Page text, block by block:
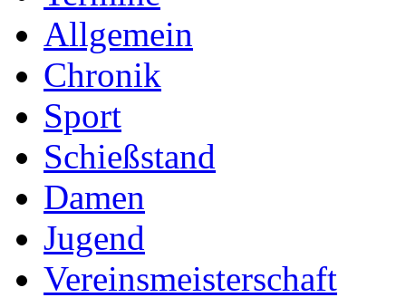
Allgemein
Chronik
Sport
Schießstand
Damen
Jugend
Vereinsmeisterschaft